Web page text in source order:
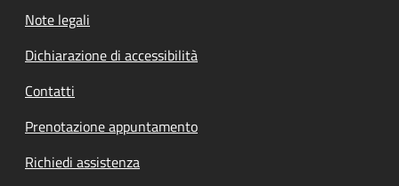
Note legali
Dichiarazione di accessibilità
Contatti
Prenotazione appuntamento
Richiedi assistenza